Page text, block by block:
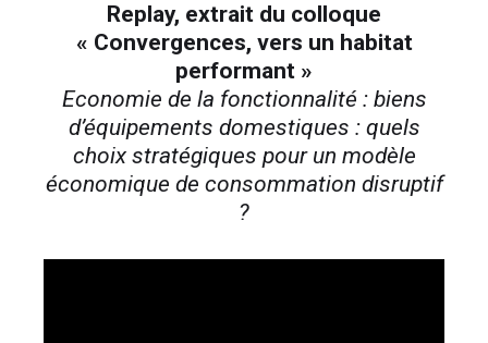
Replay, extrait du colloque
« Convergences, vers un habitat
performant »
Economie de la fonctionnalité : biens
d’équipements domestiques : quels
choix stratégiques pour un modèle
économique de consommation disruptif
?